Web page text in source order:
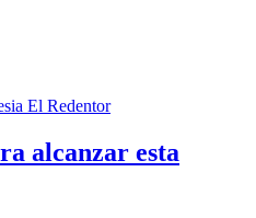
alcanzar esta